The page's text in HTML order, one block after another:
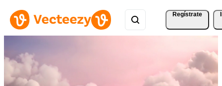
Regístrate